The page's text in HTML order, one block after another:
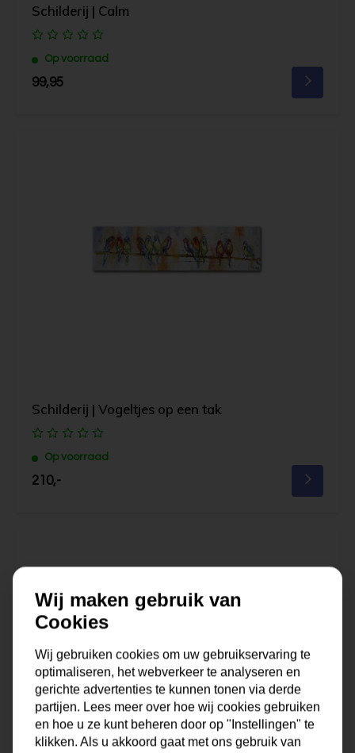
Schilderij | Calm
Op voorraad
99,95
Schilderij | Vogeltjes op een tak
Op voorraad
210,-
Wij maken gebruik van
Cookies
Wij gebruiken cookies om uw gebruikservaring te
optimaliseren, het webverkeer te analyseren en
gerichte advertenties te kunnen tonen via derde
partijen. Lees meer over hoe wij cookies gebruiken
en hoe u ze kunt beheren door op "Instellingen" te
klikken. Als u akkoord gaat met ons gebruik van